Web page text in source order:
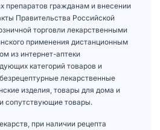
препаратов гражданам и внесении
Правительства Российской
торговли лекарственными
применения дистанционным
из интернет-аптеки
категорий товаров и
лекарственные
изделия, товары для дома и
сопутствующие товары.
при наличии рецепта